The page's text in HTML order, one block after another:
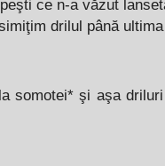
ce n-a văzut
drilul până
somotei* şi aşa